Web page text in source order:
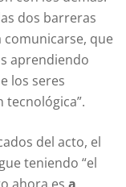
dos barreras
que
aprendiendo
los seres
del acto, el
teniendo “el